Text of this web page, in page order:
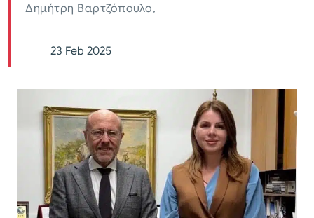
Δημήτρη Βαρτζόπουλο,
23 Feb 2025